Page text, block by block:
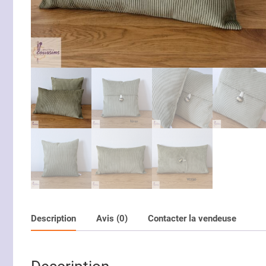
Description Avis (0) Contacter la vendeuse